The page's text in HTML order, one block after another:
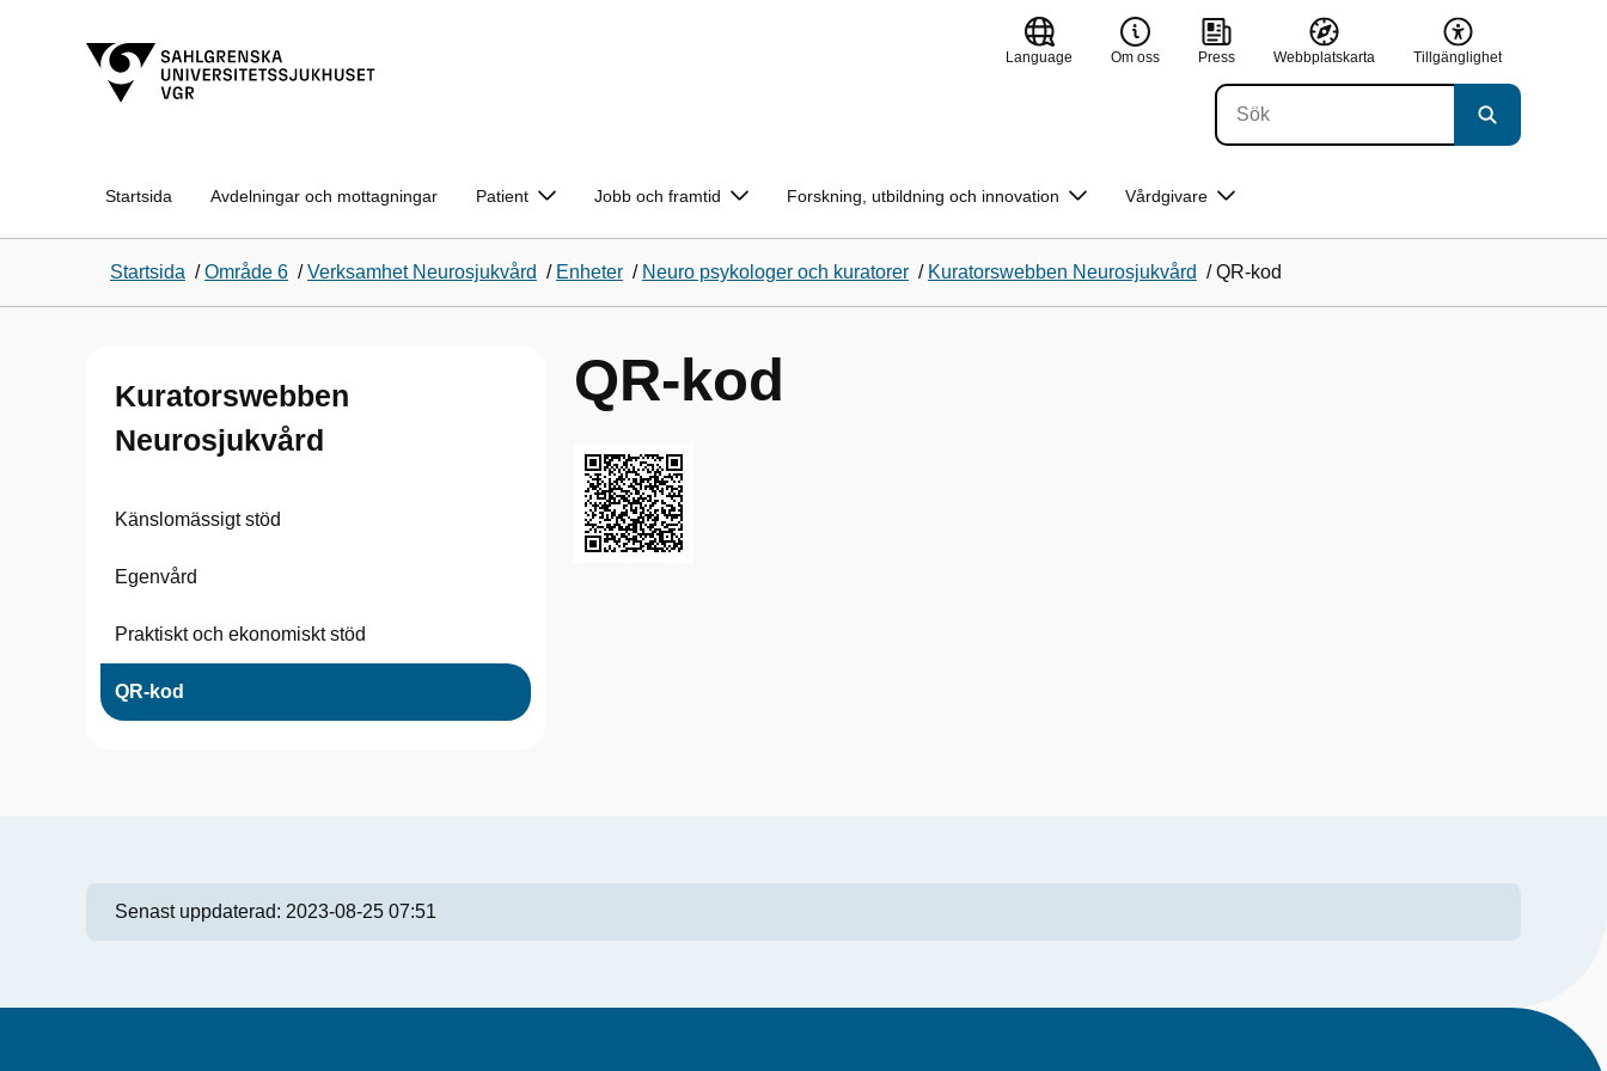
Language Om oss Press Webbplatskarta Tillgänglighet
Startsida Avdelningar och mottagningar Patient Jobb och framtid Forskning, utbildning och innovation Vårdgivare
Startsida /Område 6 /Verksamhet Neurosjukvård / Enheter / Neuro psykologer och kuratorer / Kuratorswebben Neurosjukvård /QR-kod
Kuratorswebben
Neurosjukvård
Känslomässigt stöd
Egenvård
Praktiskt och ekonomiskt stöd
QR-kod
QR-kod
Senast uppdaterad: 2023-08-25 07:51